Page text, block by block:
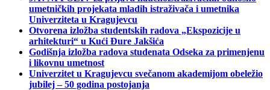
umetničkih projekata mladih istraživača i umetnika
Univerziteta u Kragujevcu
Otvorena izložba studentskih radova „Ekspozicije u
arhitekturi“ u Kući Đure Jakšića
Godišnja izložba radova studenata Odseka za primenjenu
i likovnu umetnost
Univerzitet u Kragujevcu svečanom akademijom obeležio
jubilej – 50 godina postojanja